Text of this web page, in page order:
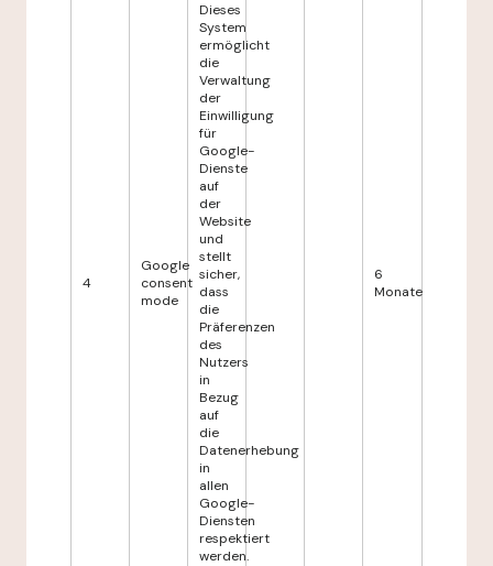
4
Google
consent
mode
Dieses
System
ermöglicht
die
Verwaltung
der
Einwilligung
für
Google-
Dienste
auf
der
Website
und
stellt
sicher,
dass
die
Präferenzen
des
Nutzers
in
Bezug
auf
die
Datenerhebung
in
allen
Google-
Diensten
respektiert
werden.
6
Monate